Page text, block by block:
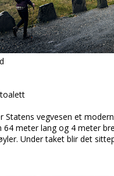
Statens vegvesen et
meter lang og 4 meter
Under taket blir det